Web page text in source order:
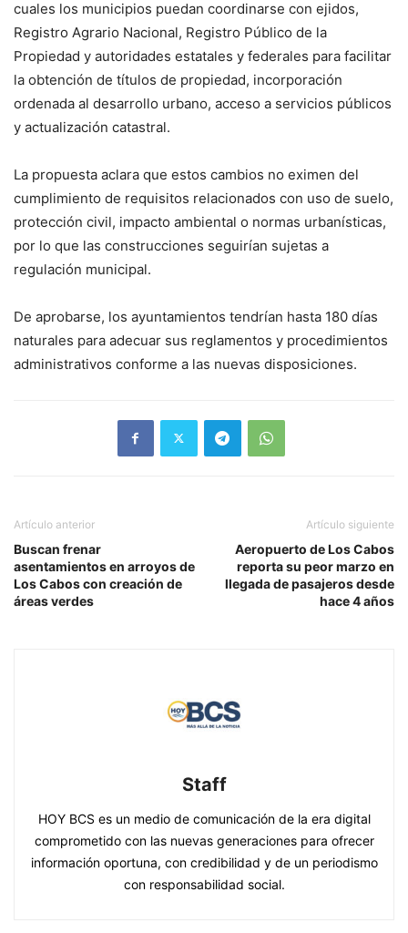
cuales los municipios puedan coordinarse con ejidos,
Registro Agrario Nacional, Registro Público de la
Propiedad y autoridades estatales y federales para facilitar
la obtención de títulos de propiedad, incorporación
ordenada al desarrollo urbano, acceso a servicios públicos
y actualización catastral.
La propuesta aclara que estos cambios no eximen del
cumplimiento de requisitos relacionados con uso de suelo,
protección civil, impacto ambiental o normas urbanísticas,
por lo que las construcciones seguirían sujetas a
regulación municipal.
De aprobarse, los ayuntamientos tendrían hasta 180 días
naturales para adecuar sus reglamentos y procedimientos
administrativos conforme a las nuevas disposiciones.
Artículo anterior
Buscan frenar
asentamientos en arroyos de
Los Cabos con creación de
áreas verdes
Artículo siguiente
Aeropuerto de Los Cabos
reporta su peor marzo en
llegada de pasajeros desde
hace 4 años
Staff
HOY BCS es un medio de comunicación de la era digital
comprometido con las nuevas generaciones para ofrecer
información oportuna, con credibilidad y de un periodismo
con responsabilidad social.